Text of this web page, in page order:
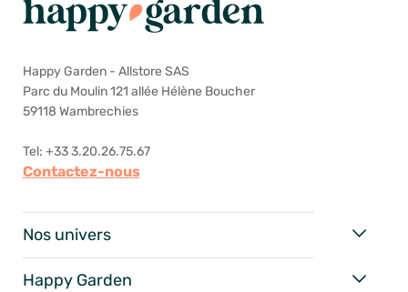
Happy Garden - Allstore SAS
Parc du Moulin 121 allée Hélène Boucher
59118 Wambrechies
Tel: +33 3.20.26.75.67
Contactez-nous
Nos univers
Happy Garden